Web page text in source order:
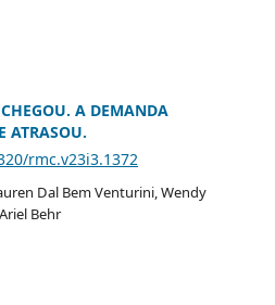
A DEMANDA
ATRASOU.
rmc.v23i3.1372
Dal Bem Venturini, Wendy
Behr